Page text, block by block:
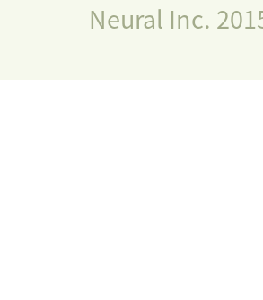
Neural Inc.